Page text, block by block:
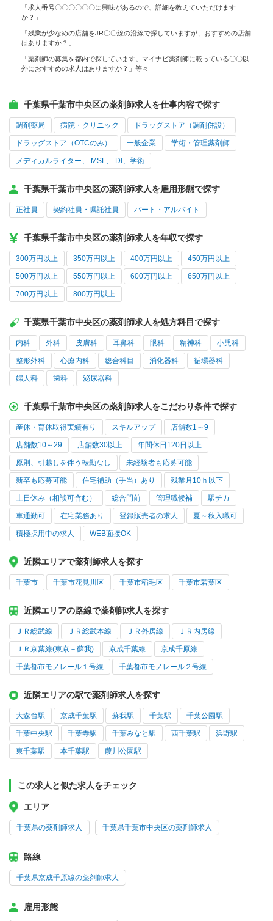
「求人番号〇〇〇〇〇〇に興味があるので、詳細を教えていただけます
か？」
「残業が少なめの店舗をJR〇〇線の沿線で探していますが、おすすめの店舗
はありますか？」
「薬剤師の募集を都内で探しています。マイナビ薬剤師に載っている〇〇以
外におすすめの求人はありますか？」等々
千葉県千葉市中央区の薬剤師求人を仕事内容で探す
調剤薬局 病院・クリニック ドラッグストア（調剤併設）
ドラッグストア（OTCのみ） 一般企業 学術・管理薬剤師
メディカルライター、 MSL、 DI、学術
千葉県千葉市中央区の薬剤師求人を雇用形態で探す
正社員 契約社員・嘱託社員 パート・アルバイト
千葉県千葉市中央区の薬剤師求人を年収で探す
300万円以上 350万円以上 400万円以上 450万円以上
500万円以上 550万円以上 600万円以上 650万円以上
700万円以上 800万円以上
千葉県千葉市中央区の薬剤師求人を処方科目で探す
内科 外科 皮膚科 耳鼻科 眼科 精神科 小児科
整形外科 心療内科 総合科目 消化器科 循環器科
婦人科 歯科 泌尿器科
千葉県千葉市中央区の薬剤師求人をこだわり条件で探す
産休・育休取得実績有り スキルアップ 店舗数1～9
店舗数10～29 店舗数30以上 年間休日120日以上
原則、引越しを伴う転勤なし 未経験者も応募可能
新卒も応募可能 住宅補助（手当）あり 残業月10ｈ以下
土日休み（相談可含む） 総合門前 管理職候補 駅チカ
車通勤可 在宅業務あり 登録販売者の求人 夏～秋入職可
積極採用中の求人 WEB面接OK
近隣エリアで薬剤師求人を探す
千葉市 千葉市花見川区 千葉市稲毛区 千葉市若葉区
近隣エリアの路線で薬剤師求人を探す
ＪＲ総武線 ＪＲ総武本線 ＪＲ外房線 ＪＲ内房線
ＪＲ京葉線(東京－蘇我) 京成千葉線 京成千原線
千葉都市モノレール１号線 千葉都市モノレール２号線
近隣エリアの駅で薬剤師求人を探す
大森台駅 京成千葉駅 蘇我駅 千葉駅 千葉公園駅
千葉中央駅 千葉寺駅 千葉みなと駅 西千葉駅 浜野駅
東千葉駅 本千葉駅 葭川公園駅
この求人と似た求人をチェック
エリア
千葉県の薬剤師求人 千葉県千葉市中央区の薬剤師求人
路線
千葉県京成千原線の薬剤師求人
雇用形態